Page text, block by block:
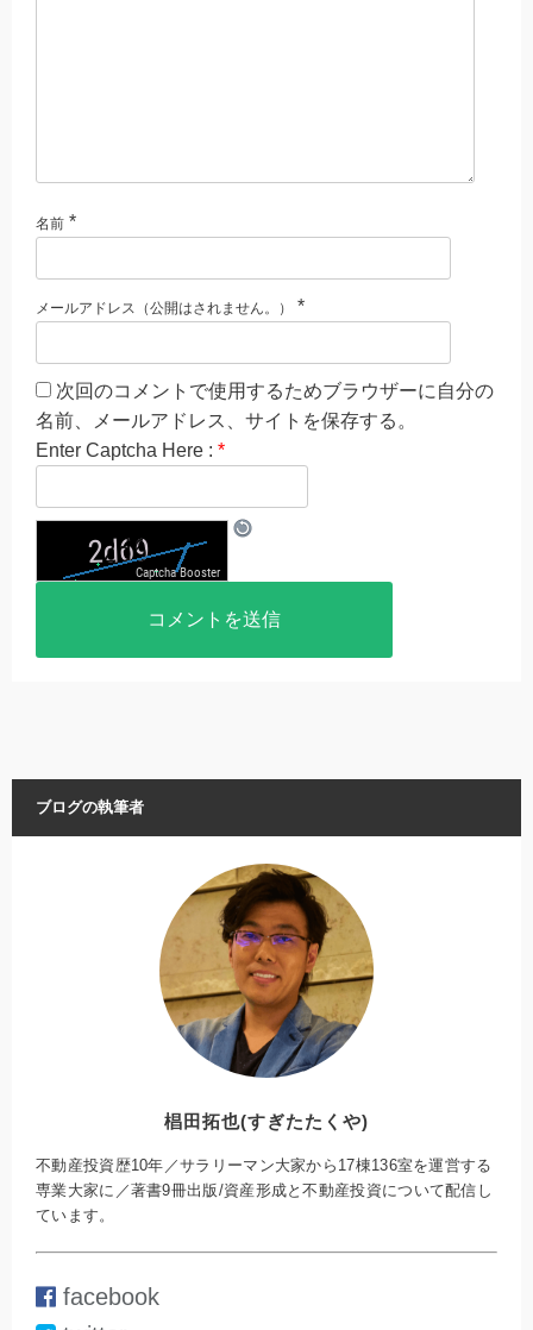
名前 *
メールアドレス（公開はされません。） *
次回のコメントで使用するためブラウザーに自分の
名前、メールアドレス、サイトを保存する。
Enter Captcha Here : *
ブログの執筆者
椙田拓也(すぎたたくや)
不動産投資歴10年／サラリーマン大家から17棟136室を運営する
専業大家に／著書9冊出版/資産形成と不動産投資について配信し
ています。
facebook